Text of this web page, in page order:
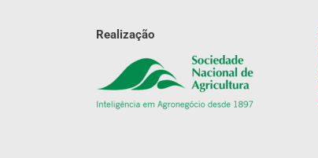
Realização